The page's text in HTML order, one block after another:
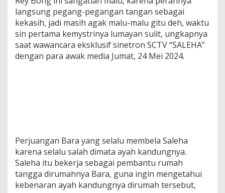
langsung pegang-pegangan tangan sebagai
kekasih, jadi masih agak malu-malu gitu deh, waktu
sin pertama kemystrinya lumayan sulit, ungkapnya
saat wawancara eksklusif sinetron SCTV “SALEHA”
dengan para awak media Jumat, 24 Mei 2024.
Perjuangan Bara yang selalu membela Saleha
karena selalu salah dimata ayah kandungnya.
Saleha itu bekerja sebagai pembantu rumah
tangga dirumahnya Bara, guna ingin mengetahui
kebenaran ayah kandungnya dirumah tersebut,